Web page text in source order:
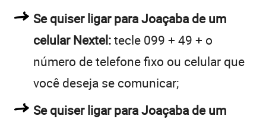
Se quiser ligar para Joaçaba de um
celular Nextel:tecle 099 + 49 + o
número de telefone fixo ou celular que
você deseja se comunicar;
Se quiser ligar para Joaçaba de um